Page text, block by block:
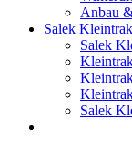
Anbau
Salek
Salek
Salek